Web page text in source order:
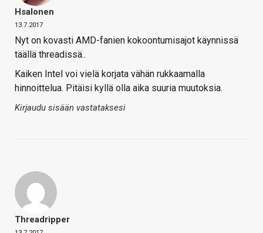
Hsalonen
13.7.2017
Nyt on kovasti AMD-fanien kokoontumisajot käynnissä
täällä threadissä..
Kaiken Intel voi vielä korjata vähän rukkaamalla
hinnoittelua. Pitäisi kyllä olla aika suuria muutoksia.
Kirjaudu sisään vastataksesi
Threadripper